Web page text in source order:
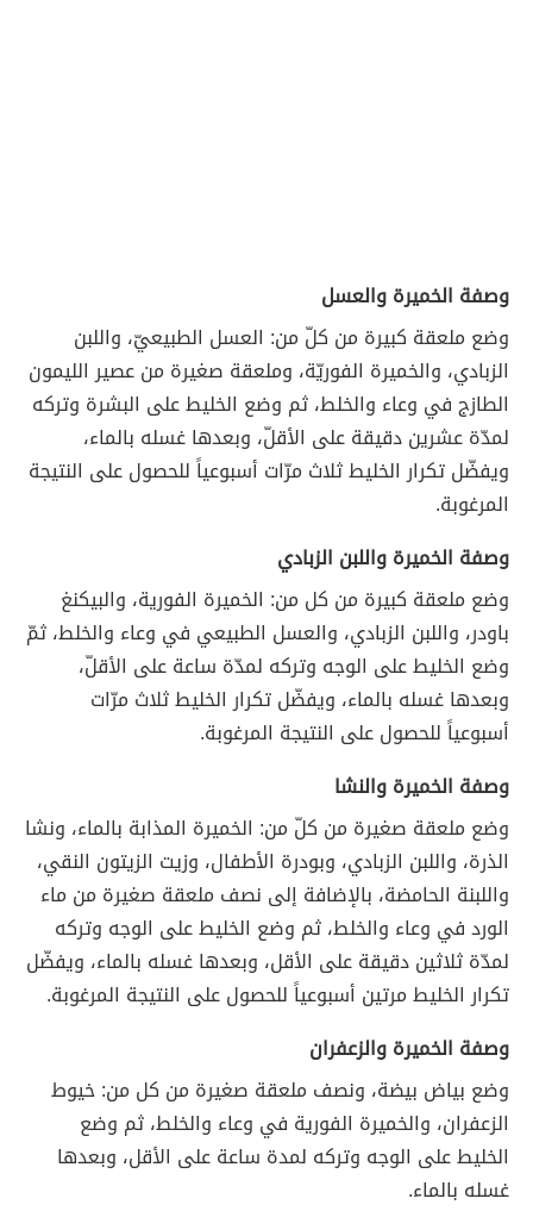
وصفة الخميرة والعسل
وضع ملعقة كبيرة من كلّ من: العسل الطبيعيّ، واللبن
الزبادي، والخميرة الفوريّة، وملعقة صغيرة من عصير الليمون
الطازج في وعاء والخلط، ثم وضع الخليط على البشرة وتركه
لمدّة عشرين دقيقة على الأقلّ، وبعدها غسله بالماء،
ويفضّل تكرار الخليط ثلاث مرّات أسبوعياً للحصول على النتيجة
المرغوبة.
وصفة الخميرة واللبن الزبادي
وضع ملعقة كبيرة من كل من: الخميرة الفورية، والبيكنغ
باودر، واللبن الزبادي، والعسل الطبيعي في وعاء والخلط، ثمّ
وضع الخليط على الوجه وتركه لمدّة ساعة على الأقلّ،
وبعدها غسله بالماء، ويفضّل تكرار الخليط ثلاث مرّات
أسبوعياً للحصول على النتيجة المرغوبة.
وصفة الخميرة والنشا
وضع ملعقة صغيرة من كلّ من: الخميرة المذابة بالماء، ونشا
الذرة، واللبن الزبادي، وبودرة الأطفال، وزيت الزيتون النقي،
واللبنة الحامضة، بالإضافة إلى نصف ملعقة صغيرة من ماء
الورد في وعاء والخلط، ثم وضع الخليط على الوجه وتركه
لمدّة ثلاثين دقيقة على الأقل، وبعدها غسله بالماء، ويفضّل
تكرار الخليط مرتين أسبوعياً للحصول على النتيجة المرغوبة.
وصفة الخميرة والزعفران
وضع بياض بيضة، ونصف ملعقة صغيرة من كل من: خيوط
الزعفران، والخميرة الفورية في وعاء والخلط، ثم وضع
الخليط على الوجه وتركه لمدة ساعة على الأقل، وبعدها
غسله بالماء.